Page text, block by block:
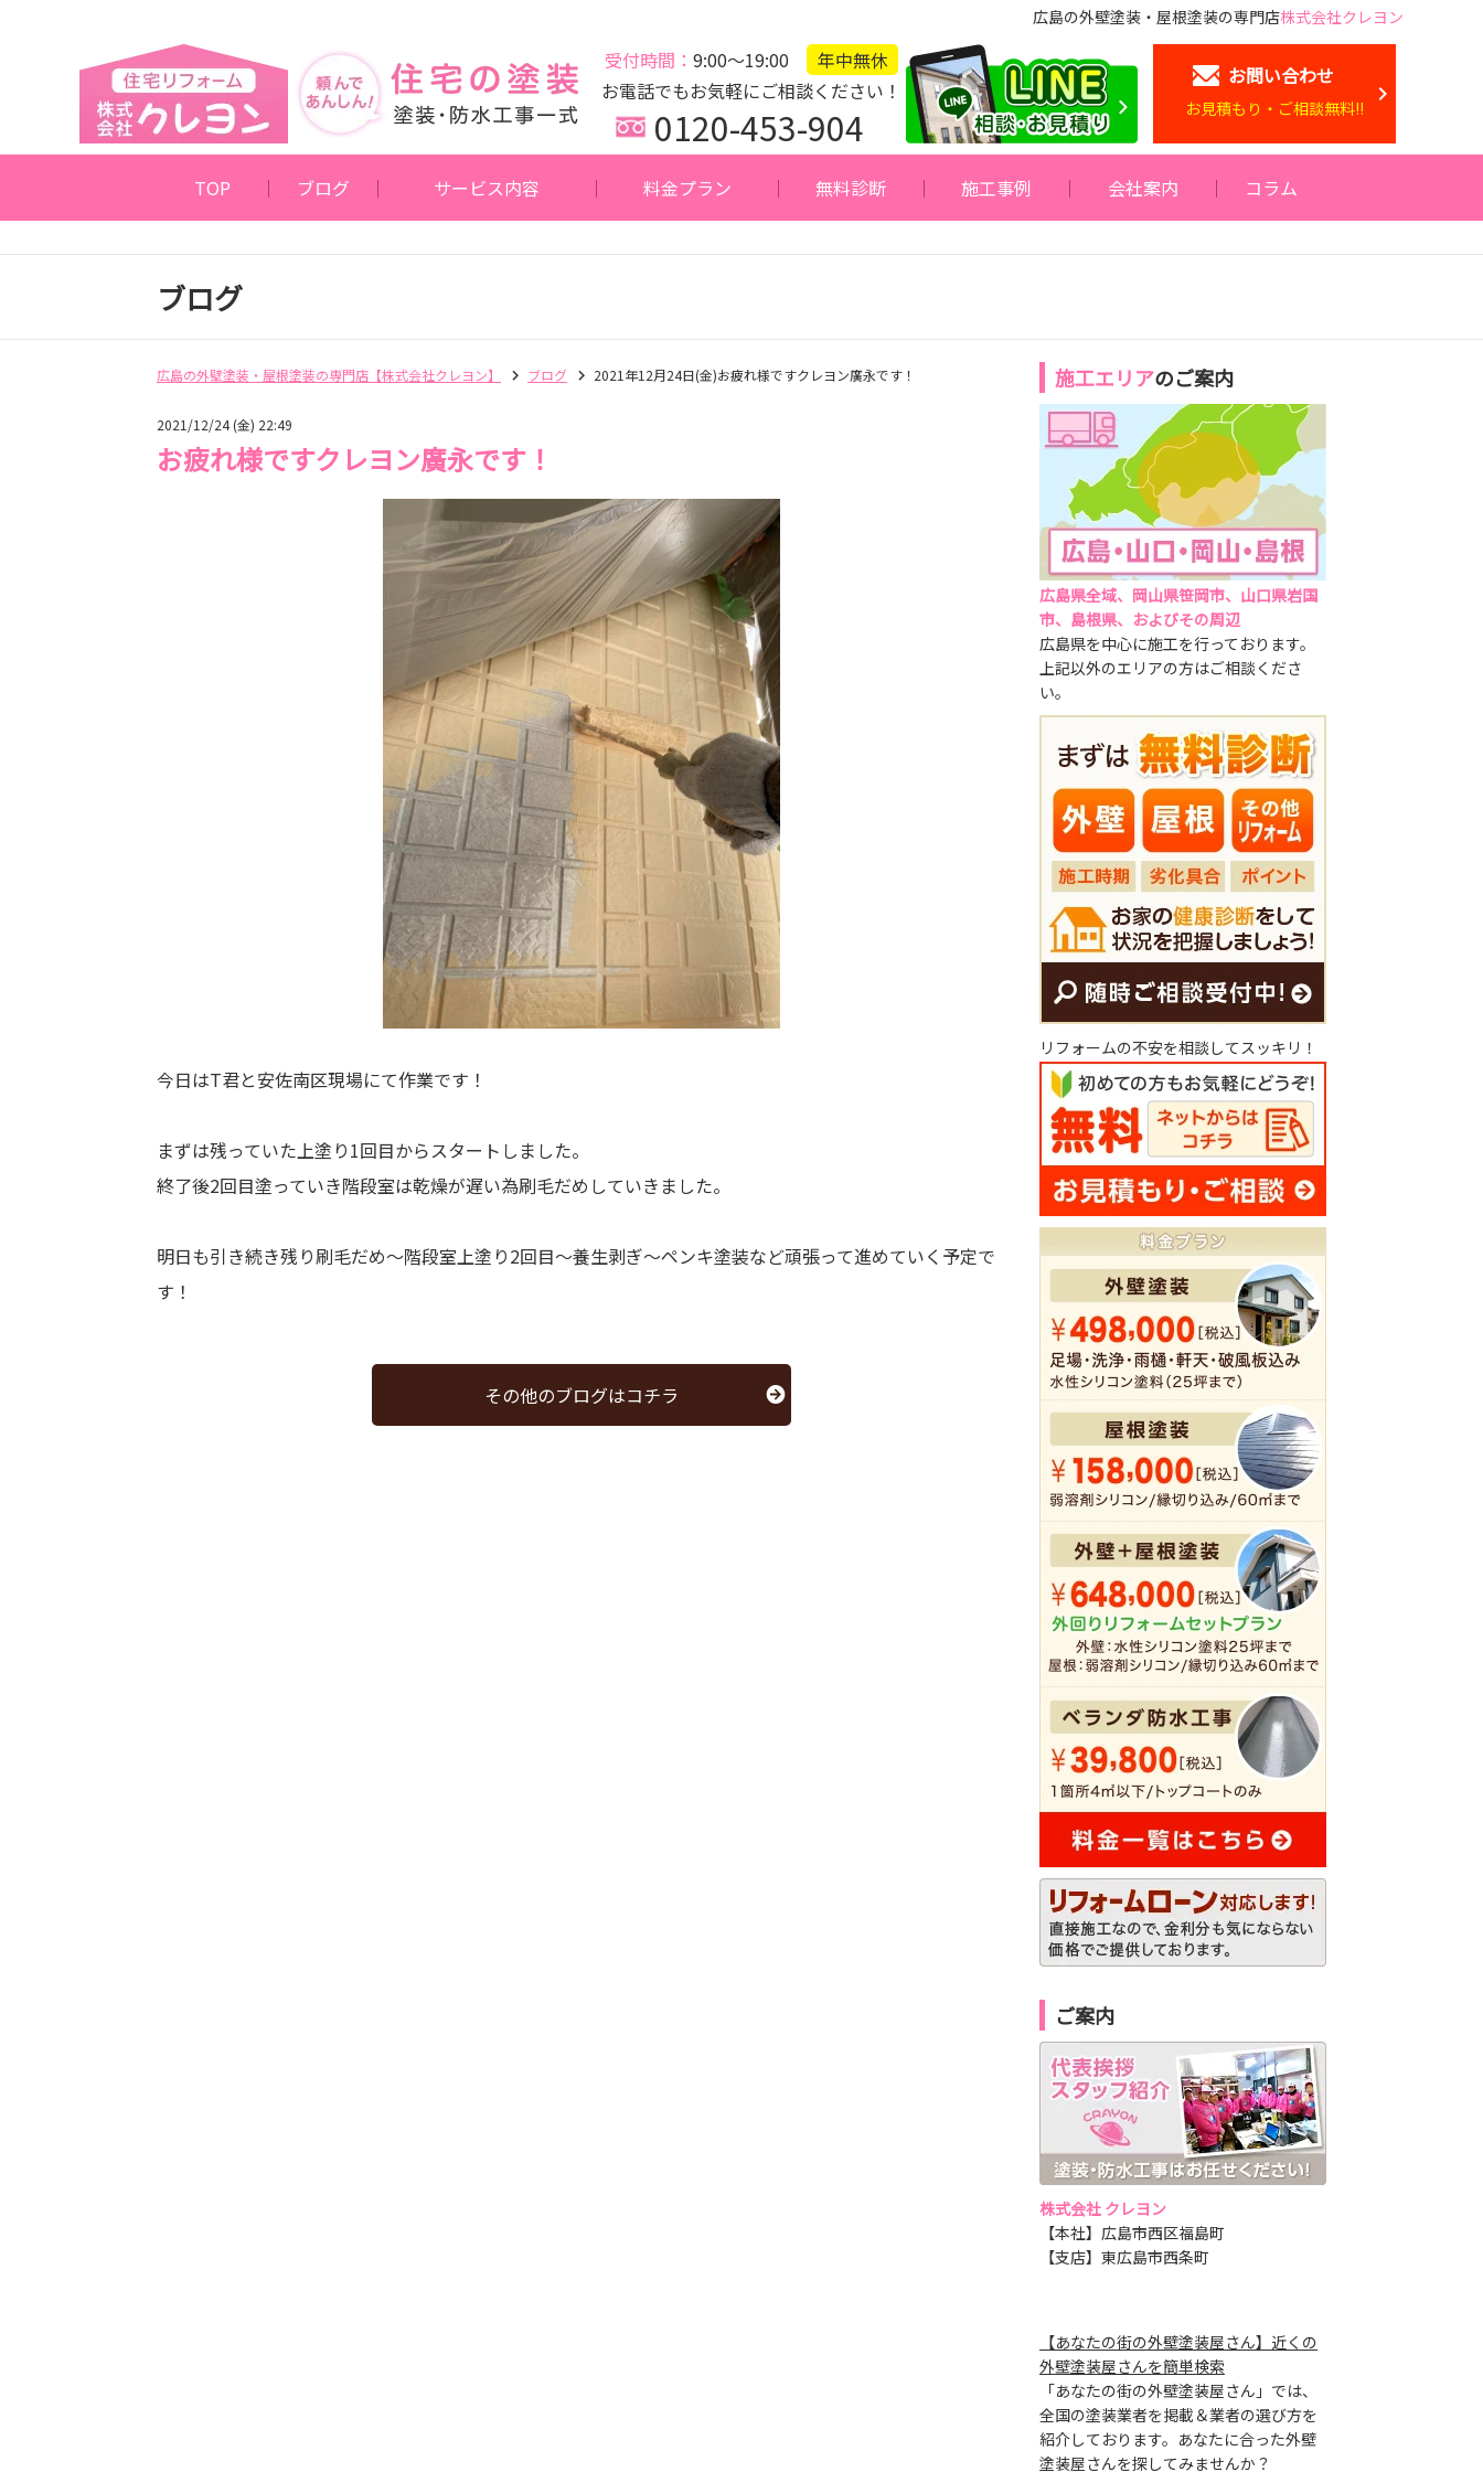
広島の外壁塗装・屋根塗装の専門店株式会社クレヨン
受付時間： 9:00～19:00
年中無休
お電話でもお気軽にご相談ください！
0120-453-904
お問い合わせ
お見積もり・ご相談無料!!
TOP ブログ サービス内容 料金プラン 無料診断 施工事例 会社案内 コラム
ブログ
広島の外壁塗装・屋根塗装の専門店【株式会社クレヨン】 ブログ 2021年12月24日(金)お疲れ様ですクレヨン廣永です！
2021/12/24 (金) 22:49
お疲れ様ですクレヨン廣永です！
今日はT君と安佐南区現場にて作業です！
まずは残っていた上塗り1回目からスタートしました。
終了後2回目塗っていき階段室は乾燥が遅い為刷毛だめしていきました。
明日も引き続き残り刷毛だめ〜階段室上塗り2回目〜養生剥ぎ〜ペンキ塗装など頑張って進めていく予定で
す！
その他のブログはコチラ
施工エリアのご案内
広島県全域、岡山県笹岡市、山口県岩国
市、島根県、およびその周辺
広島県を中心に施工を行っております。
上記以外のエリアの方はご相談くださ
い。
リフォームの不安を相談してスッキリ！
ご案内
株式会社 クレヨン
【本社】広島市西区福島町
【支店】東広島市西条町
【あなたの街の外壁塗装屋さん】近くの
外壁塗装屋さんを簡単検索
「あなたの街の外壁塗装屋さん」では、
全国の塗装業者を掲載＆業者の選び方を
紹介しております。あなたに合った外壁
塗装屋さんを探してみませんか？